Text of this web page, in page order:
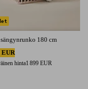
sängynrunko 180 cm
EUR
hinta1 899 EUR